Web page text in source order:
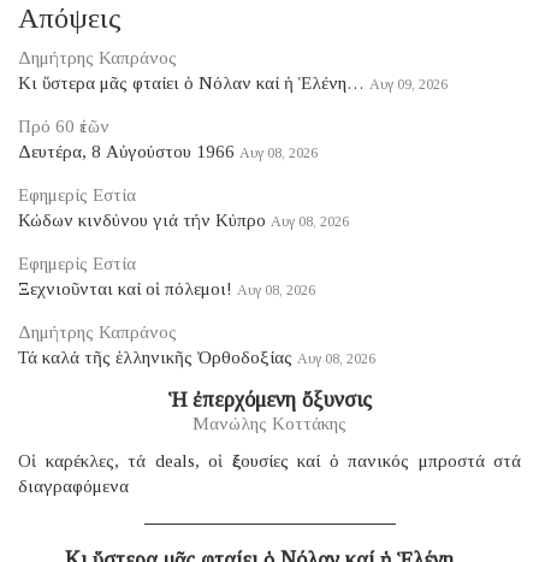
Απόψεις
Δημήτρης Καπράνος
Κι ὕστερα μᾶς φταίει ὁ Νόλαν καί ἡ Ἑλένη… Αυγ 09, 2026
Πρό 60 ἐτῶν
Δευτέρα, 8 Αὐγούστου 1966 Αυγ 08, 2026
Εφημερίς Εστία
Κώδων κινδύνου γιά τήν Κύπρο Αυγ 08, 2026
Εφημερίς Εστία
Ξεχνιοῦνται καί οἱ πόλεμοι! Αυγ 08, 2026
Δημήτρης Καπράνος
Τά καλά τῆς ἑλληνικῆς Ὀρθοδοξίας Αυγ 08, 2026
Ἡ ἐπερχόμενη ὄξυνσις
Μανώλης Κοττάκης
Οἱ καρέκλες, τά deals, οἱ ἐξουσίες καί ὁ πανικός μπροστά στά
διαγραφόμενα